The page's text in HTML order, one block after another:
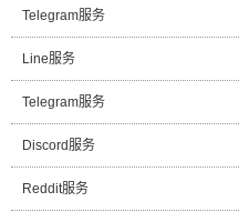
Telegram服务
Line服务
Telegram服务
Discord服务
Reddit服务